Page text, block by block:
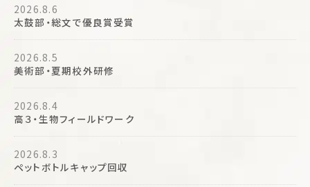
2026.8.6
太鼓部・総文で優良賞受賞
2026.8.5
美術部・夏期校外研修
2026.8.4
高３・生物フィールドワーク
2026.8.3
ペットボトルキャップ回収